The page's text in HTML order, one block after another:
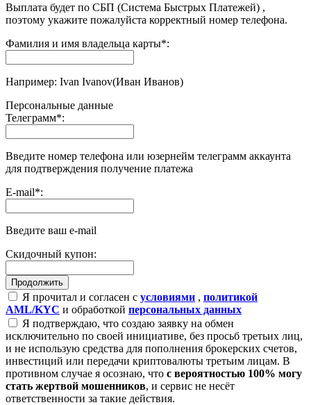
Выплата будет по СБП (Система Быстрых Платежей) ,
поэтому укажите пожалуйста корректный номер телефона.
Фамилия и имя владельца карты*:
Например: Ivan Ivanov(Иван Иванов)
Персональные данные
Телеграмм*:
Введите номер телефона или юзернейм телеграмм аккаунта
для подтверждения получение платежа
E-mail*:
Введите ваш e-mail
Скидочный купон:
Я прочитал и согласен с условиями , политикой
AML/KYC и обработкой персональных данных
Я подтверждаю, что создаю заявку на обмен
исключительно по своей инициативе, без просьб третьих лиц,
и не использую средства для пополнения брокерских счетов,
инвестиций или передачи криптовалюты третьим лицам. В
противном случае я осознаю, что с вероятностью 100% могу
стать жертвой мошенников, и сервис не несёт
ответственности за такие действия.